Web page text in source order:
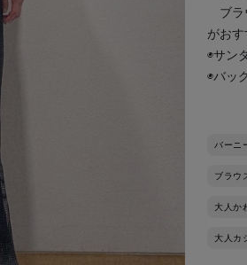
ブラ
がおす
◉サン
◉バッ
バーニ
ブラウ
大人か
大人カ